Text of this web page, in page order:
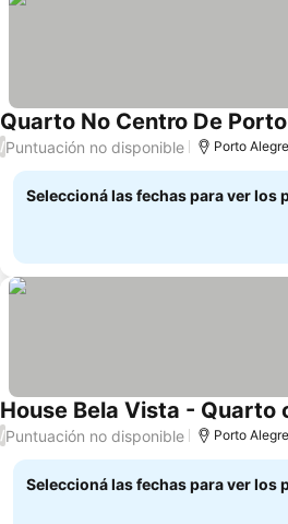
Quarto No Centro De
/Puntuación no disponible Porto
Seleccioná las fechas para ver los
House Bela Vista - Quarto
/Puntuación no disponible Porto
Seleccioná las fechas para ver los